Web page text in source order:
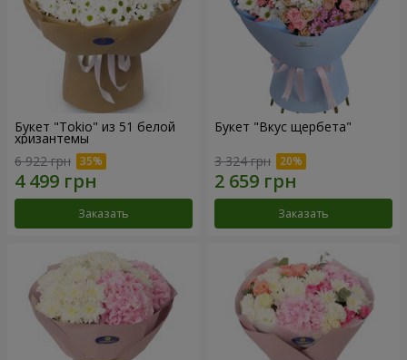
Букет "Tokio" из 51 белой
хризантемы
6 922 грн
Заказать
Букет "Вкус щербета"
3 324 грн
Заказать